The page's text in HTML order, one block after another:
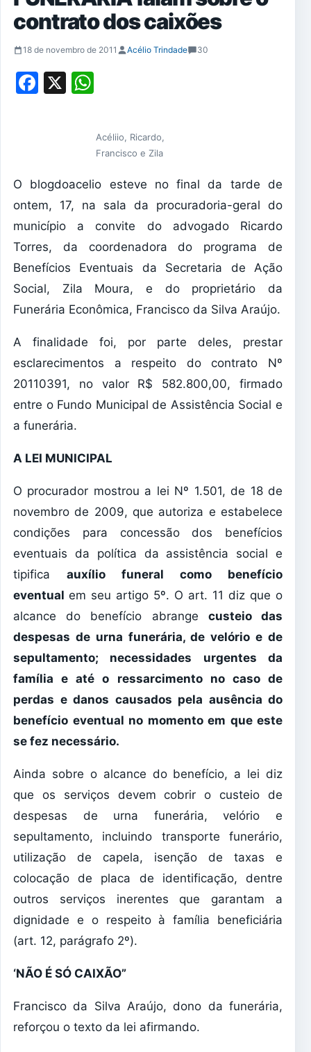
contrato dos caixões
18 de novembro de 2011 Acélio Trindade 30
Facebook
X
Acéliio, Ricardo,
Francisco e Zila
O blogdoacelio esteve no final da tarde de
ontem, 17, na sala da procuradoria-geral do
município a convite do advogado Ricardo
Torres, da coordenadora do programa de
Benefícios Eventuais da Secretaria de Ação
Social, Zila Moura, e do proprietário da
Funerária Econômica, Francisco da Silva Araújo.
A finalidade foi, por parte deles, prestar
esclarecimentos a respeito do contrato Nº
20110391, no valor R$ 582.800,00, firmado
entre o Fundo Municipal de Assistência Social e
a funerária.
A LEI MUNICIPAL
O procurador mostrou a lei Nº 1.501, de 18 de
novembro de 2009, que autoriza e estabelece
condições para concessão dos benefícios
eventuais da política da assistência social e
tipifica auxílio funeral como benefício
eventual em seu artigo 5º. O art. 11 diz que o
alcance do benefício abrange custeio das
despesas de urna funerária, de velório e de
sepultamento; necessidades urgentes da
família e até o ressarcimento no caso de
perdas e danos causados pela ausência do
benefício eventual no momento em que este
se fez necessário.
Ainda sobre o alcance do benefício, a lei diz
que os serviços devem cobrir o custeio de
despesas de urna funerária, velório e
sepultamento, incluindo transporte funerário,
utilização de capela, isenção de taxas e
colocação de placa de identificação, dentre
outros serviços inerentes que garantam a
dignidade e o respeito à família beneficiária
(art. 12, parágrafo 2º).
‘NÃO É SÓ CAIXÃO”
Francisco da Silva Araújo, dono da funerária,
reforçou o texto da lei afirmando.